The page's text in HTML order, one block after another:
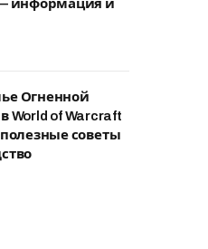
информация и
Огненной
World of Warcraft
советы